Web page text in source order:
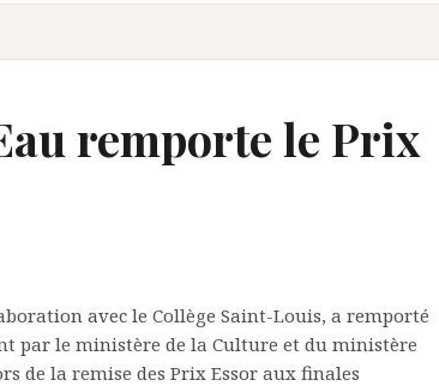
remporte le Prix
avec le Collège Saint-Louis, a remporté
par le ministère de la Culture et du ministère
de la remise des Prix Essor aux finales